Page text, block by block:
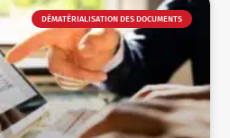
DÉMATÉRIALISATION DES DOCUMENTS